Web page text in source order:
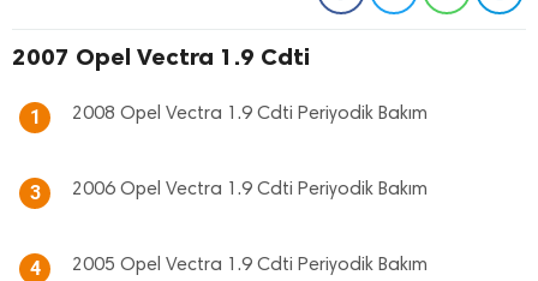
2007 Opel Vectra 1.9 Cdti
1 2008 Opel Vectra 1.9 Cdti Periyodik Bakım
3 2006 Opel Vectra 1.9 Cdti Periyodik Bakım
4 2005 Opel Vectra 1.9 Cdti Periyodik Bakım